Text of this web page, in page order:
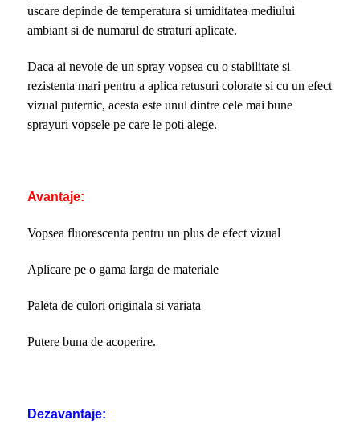
uscare depinde de temperatura si umiditatea mediului
ambiant si de numarul de straturi aplicate.
Daca ai nevoie de un spray vopsea cu o stabilitate si
rezistenta mari pentru a aplica retusuri colorate si cu un efect
vizual puternic, acesta este unul dintre cele mai bune
sprayuri vopsele pe care le poti alege.
Avantaje:
Vopsea fluorescenta pentru un plus de efect vizual
Aplicare pe o gama larga de materiale
Paleta de culori originala si variata
Putere buna de acoperire.
Dezavantaje: